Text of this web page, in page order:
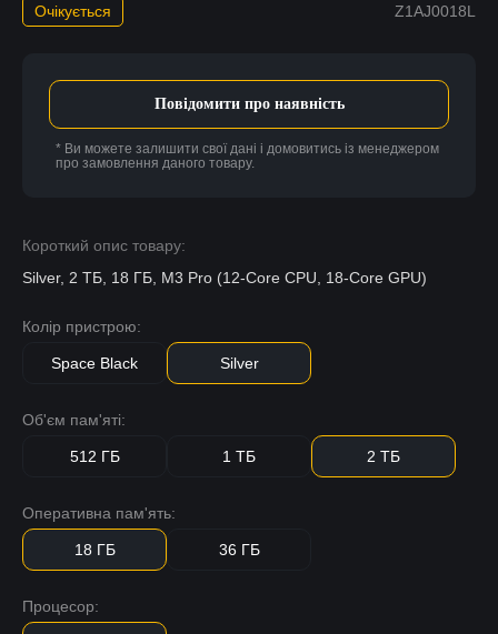
Z1AJ0018L
Очікується
Короткий опис товару:
Silver, 2 ТБ, 18 ГБ, M3 Pro (12-Core CPU, 18-Core GPU)
Колір пристрою:
Space Black Silver
Об'єм пам'яті:
512 ГБ 1 ТБ 2 ТБ
Оперативна пам'ять:
18 ГБ 36 ГБ
Процесор:
Повідомити про наявність
* Ви можете залишити свої дані і домовитись із менеджером
про замовлення даного товару.